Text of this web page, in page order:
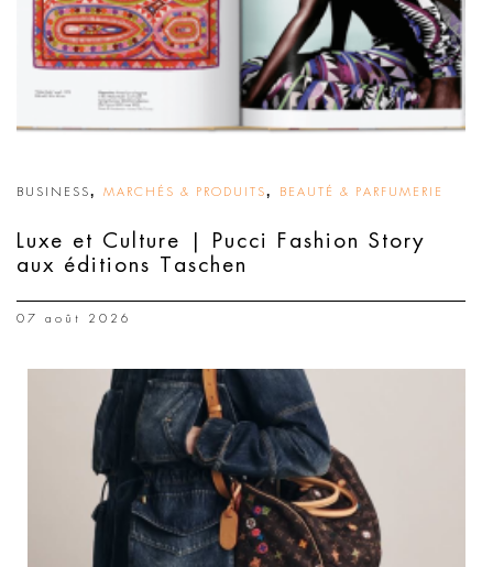
BUSINESS, MARCHÉS & PRODUITS, BEAUTÉ & PARFUMERIE
Luxe et Culture | Pucci Fashion Story
aux éditions Taschen
07 août 2026